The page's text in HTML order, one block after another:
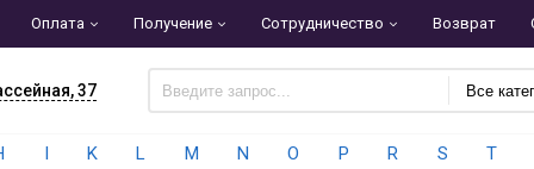
Оплата Получение Сотрудничество Возврат
37 Все
I K L M N O P R S T